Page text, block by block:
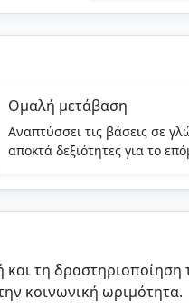
και λογικής
Ομαλή μετάβαση
Αναπτύσσει τις βάσεις σε
αποκτά δεξιότητες για το
τη δραστηριοποίηση
κοινωνική ωριμότητα.